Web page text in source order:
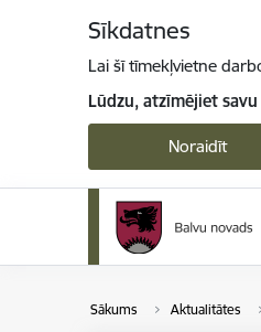
Sīkdatnes
Lai šī tīmekļvietne
Lūdzu, atzīmējiet
Noraidīt
Sākums Aktualitātes